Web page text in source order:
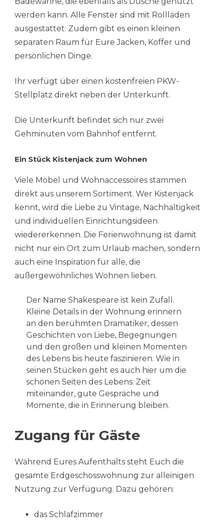
werden kann. Alle Fenster sind mit Rollläden
ausgestattet. Zudem gibt es einen kleinen
separaten Raum für Eure Jacken, Koffer und
persönlichen Dinge.
Ihr verfügt über einen kostenfreien PKW-
Stellplatz direkt neben der Unterkunft.
Die Unterkunft befindet sich nur zwei
Gehminuten vom Bahnhof entfernt.
Ein Stück Kistenjack zum Wohnen
Viele Möbel und Wohnaccessoires stammen
direkt aus unserem Sortiment. Wer Kistenjack
kennt, wird die Liebe zu Vintage, Nachhaltigkeit
und individuellen Einrichtungsideen
wiedererkennen. Die Ferienwohnung ist damit
nicht nur ein Ort zum Urlaub machen, sondern
auch eine Inspiration für alle, die
außergewöhnliches Wohnen lieben.
Der Name Shakespeare ist kein Zufall.
Kleine Details in der Wohnung erinnern
an den berühmten Dramatiker, dessen
Geschichten von Liebe, Begegnungen
und den großen und kleinen Momenten
des Lebens bis heute faszinieren. Wie in
seinen Stücken geht es auch hier um die
schönen Seiten des Lebens: Zeit
miteinander, gute Gespräche und
Momente, die in Erinnerung bleiben.
Zugang für Gäste
Während Eures Aufenthalts steht Euch die
gesamte Erdgeschosswohnung zur alleinigen
Nutzung zur Verfügung. Dazu gehören:
das Schlafzimmer